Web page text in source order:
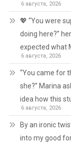
6 августа, 2026
💖 “You were
doing here?”
expected what
6 августа, 2026
“You came for
she?” Marina
idea how this
6 августа, 2026
By an ironic
into my good